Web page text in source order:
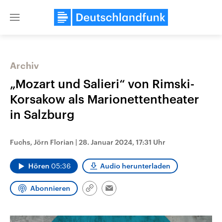
Close
Landtagswahl Sachsen-Anhalt
2026
Alle Informationen
Sachsen-Anhalt wählt am 6.
Bundesland von einer Koalition aus
USA
mit großem Einfluss auf
Archiv
„Mozart und Salieri“ von Rimski-
Korsakow als Marionettentheater
in Salzburg
Fuchs, Jörn Florian | 28. Januar 2024, 17:31 Uhr
Hören 05:36 Audio herunterladen
Abonnieren
Link
Email